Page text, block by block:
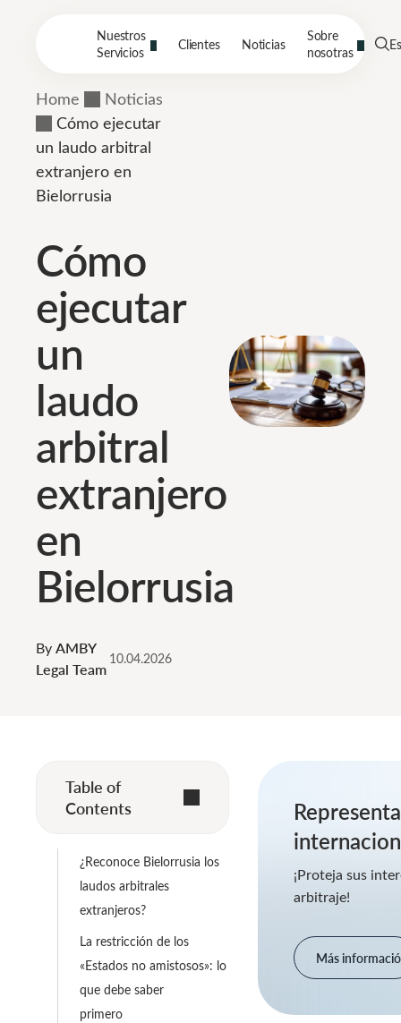
Nuestros
Servicios
Clientes Noticias
Sobre
nosotras
Es
Home
Noticias
Cómo ejecutar
un laudo arbitral
extranjero en
Bielorrusia
Cómo
ejecutar
un
laudo
arbitral
extranjero
en
Bielorrusia
ByAMBY
Legal Team
10.04.2026
Table of
Contents
¿Reconoce Bielorrusia los
laudos arbitrales
extranjeros?
La restricción de los
«Estados no amistosos»: lo
que debe saber
primero
¡Proteja sus
arbitraje!
Más